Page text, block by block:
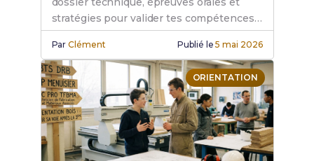
stratégies pour valider tes compétences
en fabrication bois.
ParClément Publié le5 mai 2026
ORIENTATION